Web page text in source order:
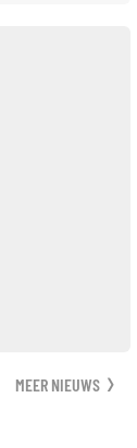
MEER NIEUWS